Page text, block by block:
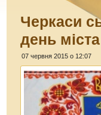
Черкаси
день міста
07 червня 2015 о 12:07